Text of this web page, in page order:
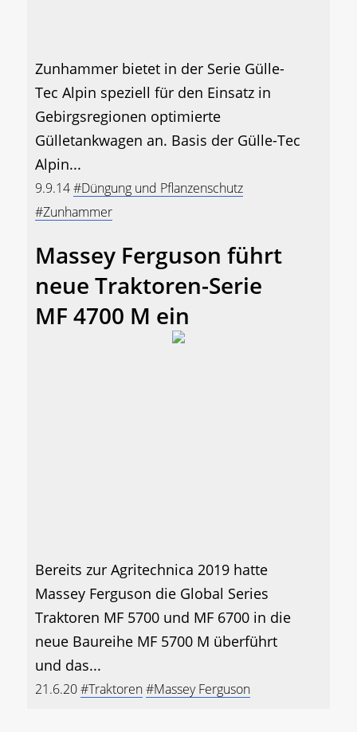
Zunhammer bietet in der Serie Gülle-
Tec Alpin speziell für den Einsatz in
Gebirgsregionen optimierte
Gülletankwagen an. Basis der Gülle-Tec
Alpin...
9.9.14#Düngung und Pflanzenschutz
#Zunhammer
Massey Ferguson führt
neue Traktoren-Serie
MF 4700 M ein
Bereits zur Agritechnica 2019 hatte
Massey Ferguson die Global Series
Traktoren MF 5700 und MF 6700 in die
neue Baureihe MF 5700 M überführt
und das...
21.6.20#Traktoren#Massey Ferguson